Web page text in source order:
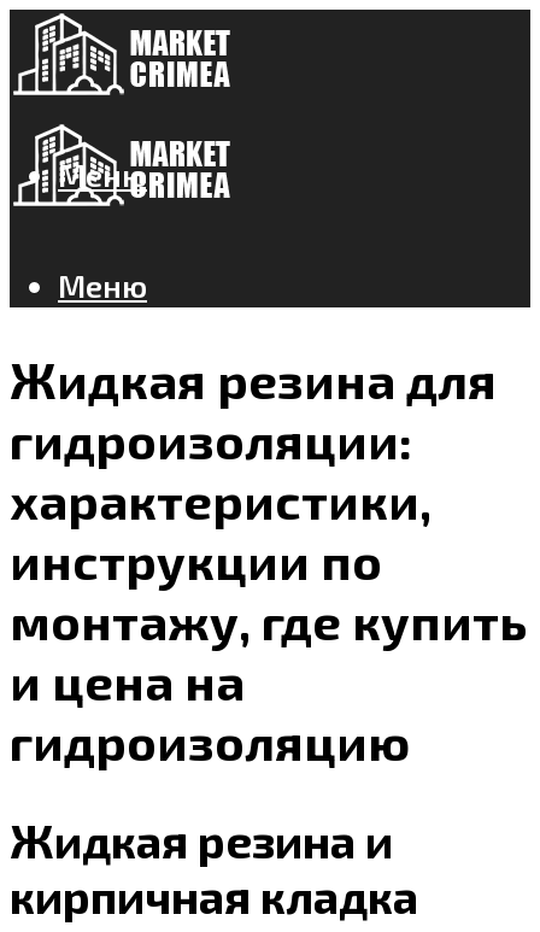
Меню
Меню
Жидкая резина для
гидроизоляции:
характеристики,
инструкции по
монтажу, где купить
и цена на
гидроизоляцию
Жидкая резина и
кирпичная кладка